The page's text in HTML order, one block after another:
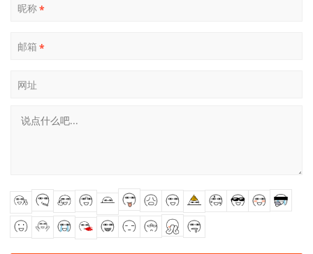
昵称*
邮箱 *
网址